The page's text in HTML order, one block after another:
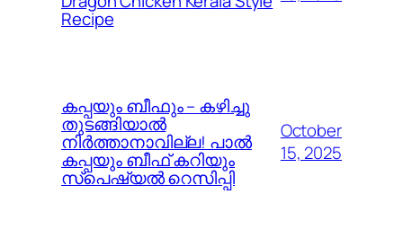
Recipe
കപ്പയും ബീഫും – കഴിച്ചു
തുടങ്ങിയാൽ
നിർത്താനാവില്ല! പാൽ
കപ്പയും ബീഫ് കറിയും
സ്പെഷ്യൽ റെസിപ്പി
October
15, 2025